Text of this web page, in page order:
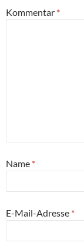
Kommentar *
Name *
E-Mail-Adresse *